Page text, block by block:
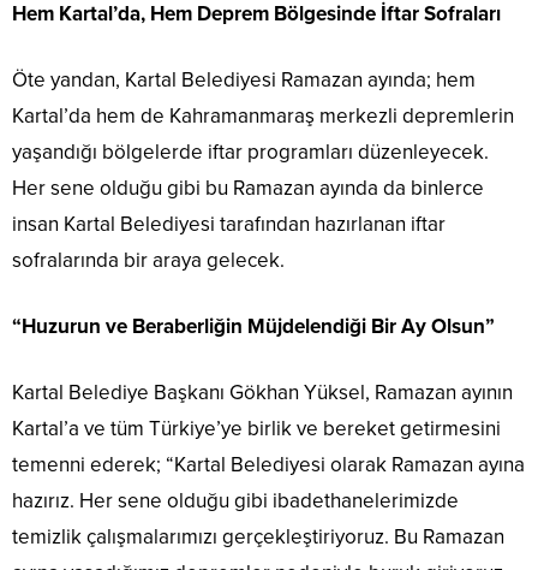
Hem Kartal’da, Hem Deprem Bölgesinde İftar Sofraları
Öte yandan, Kartal Belediyesi Ramazan ayında; hem
Kartal’da hem de Kahramanmaraş merkezli depremlerin
yaşandığı bölgelerde iftar programları düzenleyecek.
Her sene olduğu gibi bu Ramazan ayında da binlerce
insan Kartal Belediyesi tarafından hazırlanan iftar
sofralarında bir araya gelecek.
“Huzurun ve Beraberliğin Müjdelendiği Bir Ay Olsun”
Kartal Belediye Başkanı Gökhan Yüksel, Ramazan ayının
Kartal’a ve tüm Türkiye’ye birlik ve bereket getirmesini
temenni ederek; “Kartal Belediyesi olarak Ramazan ayına
hazırız. Her sene olduğu gibi ibadethanelerimizde
temizlik çalışmalarımızı gerçekleştiriyoruz. Bu Ramazan